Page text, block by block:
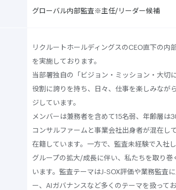
グローバル内部監査※主任/リーダー候補
リクルートホールディングスのCEO直下の内
を実施しております。
当部署独自の「ビジョン・ミッション・大切
役割に誇りを持ち、日々、仕事を楽しみなが
ジしています。
メンバーは兼務者を含めて15名弱、年齢層は
コンサルファームと事業会社出身者が混在し
在籍しています。一方で、監査未経験で入社
グループの拡大/成長に伴い、私たちを取り
います。監査テーマはJ-SOX評価や業務監査
ー、AIガバナンスなど多くのテーマを扱って